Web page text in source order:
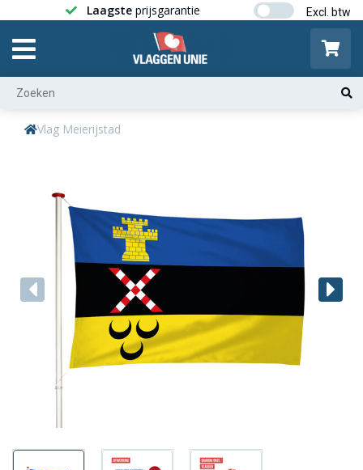
Laagste prijsgarantie Gratis
Vlag Meierijstad